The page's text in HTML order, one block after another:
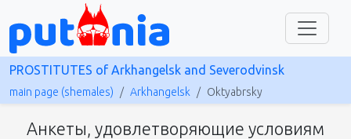
PROSTITUTES of Arkhangelsk and Severodvinsk
main page (shemales) Arkhangelsk Oktyabrsky
Анкеты, удовлетворяющие условиям